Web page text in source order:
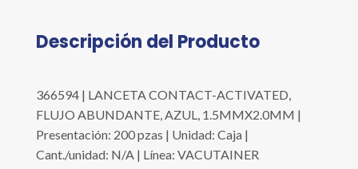
Descripción del Producto
366594 | LANCETA CONTACT-ACTIVATED,
FLUJO ABUNDANTE, AZUL, 1.5MMX2.0MM |
Presentación: 200 pzas | Unidad: Caja |
Cant./unidad: N/A | Línea: VACUTAINER